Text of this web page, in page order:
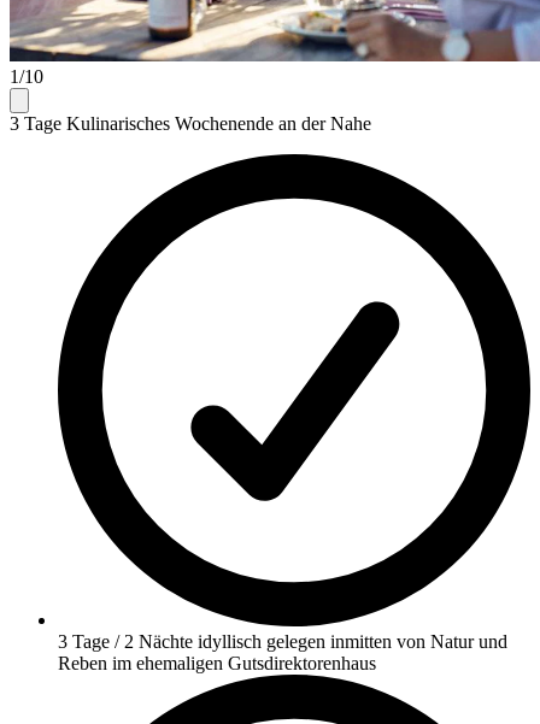
1/10
3 Tage Kulinarisches Wochenende an der Nahe
3 Tage / 2 Nächte idyllisch gelegen inmitten von Natur und
Reben im ehemaligen Gutsdirektorenhaus